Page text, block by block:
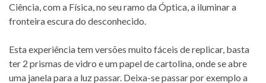
Ciência, com a Física, no seu ramo da Óptica, a iluminar a
fronteira escura do desconhecido.
Esta experiência tem versões muito fáceis de replicar, basta
ter 2 prismas de vidro e um papel de cartolina, onde se abre
uma janela para a luz passar. Deixa-se passar por exemplo a